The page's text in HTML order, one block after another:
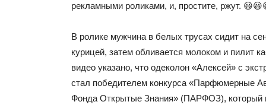
рекламными роликами, и, простите, ржут.
В ролике мужчина в белых трусах сидит на
курицей, затем обливается молоком и пилит
видео указано, что одеколон «Алексей» с
стал победителем конкурса «Парфюмерные
Фонда Открытые Знания» (ПАРФОЗ), который